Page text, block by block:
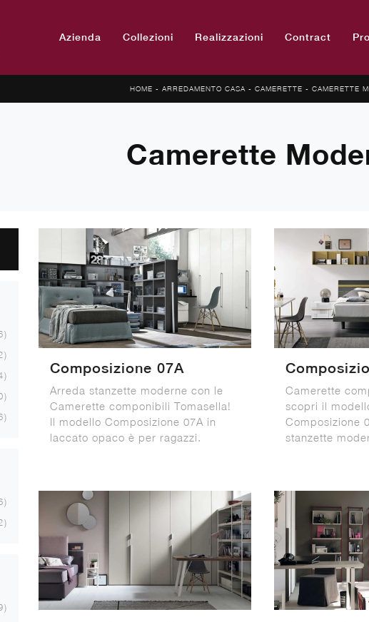
Azienda Collezioni Realizzazioni Contract
HOME - ARREDAMENTO CASA - CAMERETTE - CAMERETTE
Camerette
Composizione 07A
Arreda stanzette moderne con le
Camerette componibili Tomasella!
Il modello Composizione 07A in
laccato opaco è per ragazzi.
Camerette
scopri il
Composizione
stanzette